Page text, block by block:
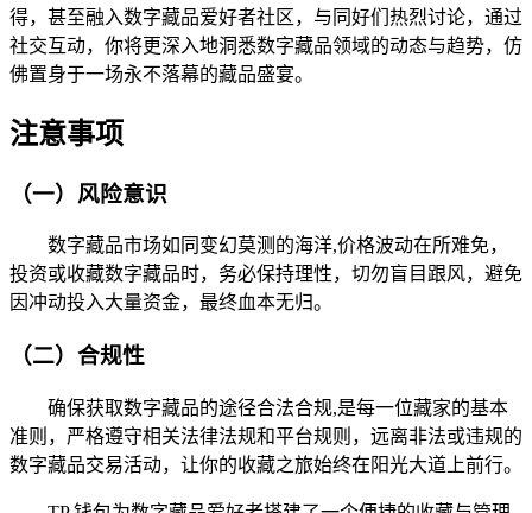
得，甚至融入数字藏品爱好者社区，与同好们热烈讨论，通过
社交互动，你将更深入地洞悉数字藏品领域的动态与趋势，仿
佛置身于一场永不落幕的藏品盛宴。
注意事项
（一）风险意识
数字藏品市场如同变幻莫测的海洋,价格波动在所难免，
投资或收藏数字藏品时，务必保持理性，切勿盲目跟风，避免
因冲动投入大量资金，最终血本无归。
（二）合规性
确保获取数字藏品的途径合法合规,是每一位藏家的基本
准则，严格遵守相关法律法规和平台规则，远离非法或违规的
数字藏品交易活动，让你的收藏之旅始终在阳光大道上前行。